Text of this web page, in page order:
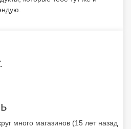
много магазинов (15 лет назад